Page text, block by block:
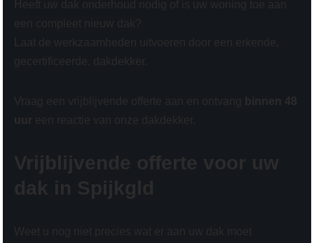
Heeft uw dak onderhoud nodig of is uw woning toe aan
een compleet nieuw dak?
Laat de werkzaamheden uitvoeren door een erkende,
gecertificeerde, dakdekker.
Vraag een vrijblijvende offerte aan en ontvang
binnen 48
een reactie van onze dakdekker.
Vrijblijvende offerte voor uw
dak in Spijkgld
Weet u nog niet precies wat er aan uw dak moet